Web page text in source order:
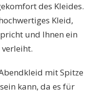
des Kleides.
Kleid,
und Ihnen ein
mit Spitze
kann, da es für